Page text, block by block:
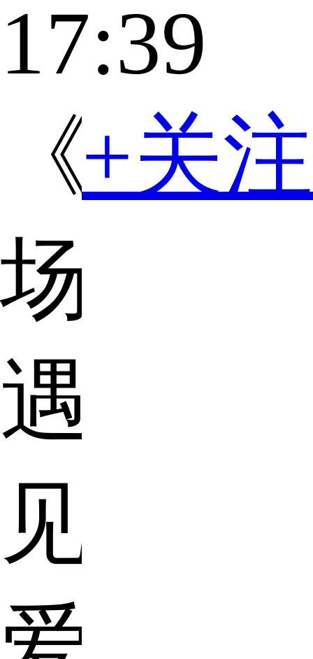
17:39
+关注
《一
场
遇
见